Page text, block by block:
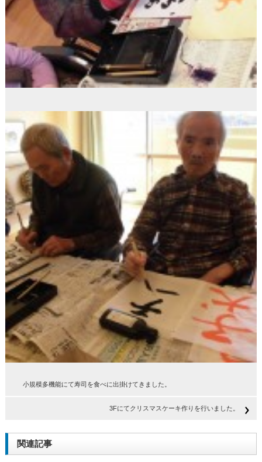
小規模多機能にて寿司を食べに出掛けてきました。
3Fにてクリスマスケーキ作りを行いました。
関連記事